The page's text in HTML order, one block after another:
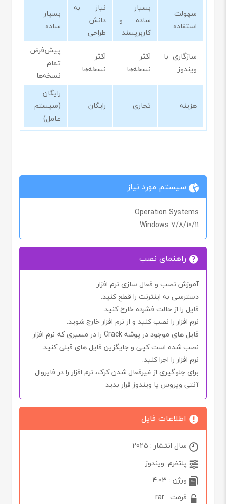
سهولت
استفاده
بسیار
ساده و
کاربرپسند
نیاز به
دانش
طراحی
بسیار
ساده
سازگاری با
ویندوز
اکثر
نسخه‌ها
اکثر
نسخه‌ها
پیش‌فرض
تمام
نسخه‌ها
هزینه تجاری رایگان
رایگان
(سیستم
عامل)
سیستم مورد نیاز
Operation Systems
Windows 7/8/10/11
راهنمای نصب
آموزش نصب و فعال سازی نرم افزار
دسترسی به اینترنت را قطع کنید.
فایل را از حالت فشرده خارج کنید.
نرم افزار را نصب کنید و از نرم افزار خارج شوید.
فایل های موجود در پوشهCrack را در مسیری که نرم افزار
نصب شده است کپی و جایگزین فایل های قبلی کنید.
نرم افزار را اجرا کنید.
برای جلوگیری از غیرفعال شدنکرک، نرم افزار را در فایروال
آنتی ویروس یا ویندوز قرار بدید
اطلاعات فایل
سال انتشار : 2025
پلتفرم: ویندوز
ورژن : 4.03
فرمت : rar